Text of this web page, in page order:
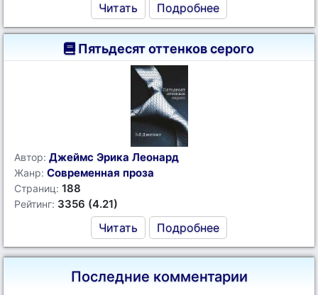
Читать Подробнее
Пятьдесят оттенков серого
Автор: Джеймс Эрика Леонард
Жанр: Современная проза
Страниц: 188
Рейтинг: 3356 (4.21)
Читать Подробнее
Последние комментарии